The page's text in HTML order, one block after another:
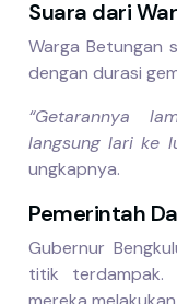
Suara dari
Warga Betungan
dengan durasi
“Getarannya
langsung lari ke
ungkapnya.
Pemerintah
Gubernur
titik terdampak.